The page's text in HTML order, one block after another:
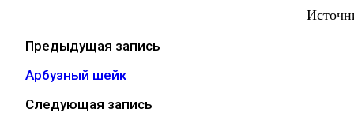
Предыдущая запись
Арбузный шейк
Следующая запись